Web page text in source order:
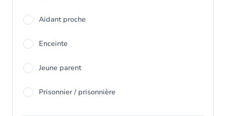
Aidant proche
Enceinte
Jeune parent
Prisonnier / prisonnière